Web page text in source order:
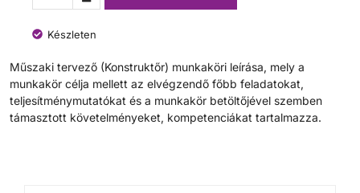
Készleten
Műszaki tervező (Konstruktőr) munkaköri leírása, mely a
munkakör célja mellett az elvégzendő főbb feladatokat,
teljesítménymutatókat és a munkakör betöltőjével szemben
támasztott követelményeket, kompetenciákat tartalmazza.